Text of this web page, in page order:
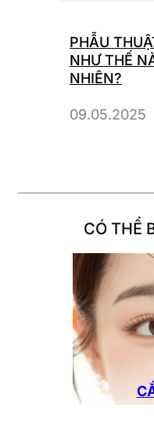
PHẪU
NHƯ THẾ
NHIÊN?
09.05.2025
CÓ THỂ